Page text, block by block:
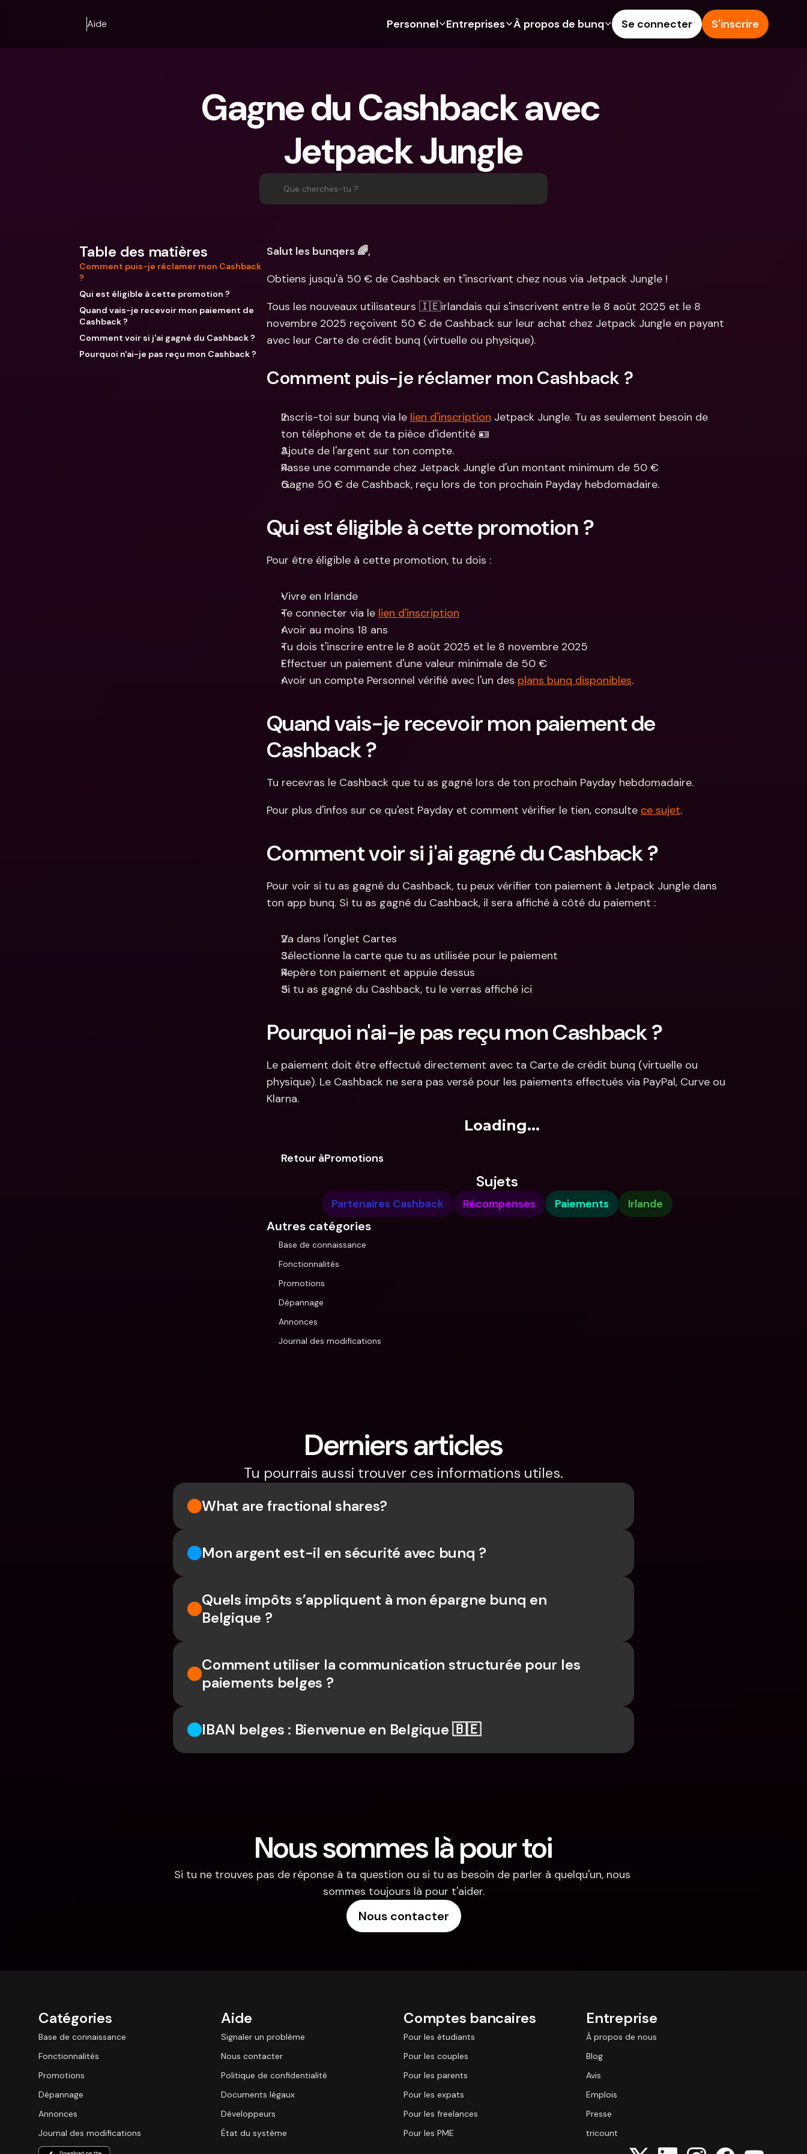
Aide Personnel
Pour les expats
Pour les couples
Pour les parents
Abonnements
bancaires
bunq Free
bunq Elite
Cartes de crédit
Crypto
Comptes communs
Paiements
Comptes bancaires
étrangères
Entreprises
Pour les freelances
Pour les PME
Abonnements
bancaires
bunq Free
Comparer les abonnements
Cartes de crédit
Devises étrangères & IBANs
Retraits et dépôts aux
distributeurs
Intégrations
internationaux & devises
étrangères
À propos de bunq
Durabilité
Presse
Blog
Signaler un problème
Se connecter S'inscrire
Gagne du Cashback avec
Jetpack Jungle
Que cherches-tu ?
Table des matières
Comment puis-je réclamer mon Cashback
?
Qui est éligible à cette promotion ?
Quand vais-je recevoir mon paiement de
Cashback ?
Comment voir si j'ai gagné du Cashback ?
Pourquoi n'ai-je pas reçu mon Cashback ?
Salut les bunqers 🌈,
Obtiens jusqu'à 50 € de Cashback en t'inscrivant chez nous via Jetpack Jungle !
Tous les nouveaux utilisateurs 🇮🇪irlandais qui s'inscrivent entre le 8 août 2025 et le 8
novembre 2025 reçoivent 50 € de Cashback sur leur achat chez Jetpack Jungle en payant
avec leur Carte de crédit bunq (virtuelle ou physique).
Comment puis-je réclamer mon Cashback ?
Inscris-toi sur bunq via le lien d'inscription Jetpack Jungle. Tu as seulement besoin de
ton téléphone et de ta pièce d'identité 🪪
Ajoute de l'argent sur ton compte.
Passe une commande chez Jetpack Jungle d'un montant minimum de 50 €
Gagne 50 € de Cashback, reçu lors de ton prochain Payday hebdomadaire.
Qui est éligible à cette promotion ?
Pour être éligible à cette promotion, tu dois :
Vivre en Irlande
Te connecter via le lien d'inscription
Avoir au moins 18 ans
Tu dois t'inscrire entre le 8 août 2025 et le 8 novembre 2025
Effectuer un paiement d'une valeur minimale de 50 €
Avoir un compte Personnel vérifié avec l'un des plans bunq disponibles.
Quand vais-je recevoir mon paiement de
Cashback ?
Tu recevras le Cashback que tu as gagné lors de ton prochain Payday hebdomadaire.
Pour plus d'infos sur ce qu'est Payday et comment vérifier le tien, consulte ce sujet.
Comment voir si j'ai gagné du Cashback ?
Pour voir si tu as gagné du Cashback, tu peux vérifier ton paiement à Jetpack Jungle dans
ton app bunq. Si tu as gagné du Cashback, il sera affiché à côté du paiement :
Va dans l'onglet Cartes
Sélectionne la carte que tu as utilisée pour le paiement
Repère ton paiement et appuie dessus
Si tu as gagné du Cashback, tu le verras affiché ici
Pourquoi n'ai-je pas reçu mon Cashback ?
Le paiement doit être effectué directement avec ta Carte de crédit bunq (virtuelle ou
physique). Le Cashback ne sera pas versé pour les paiements effectués via PayPal, Curve ou
Klarna.
Loading...
Retour àPromotions
Sujets
Partenaires Cashback Récompenses Paiements Irlande
Autres catégories
Base de connaissance
Fonctionnalités
Promotions
Dépannage
Annonces
Journal des modifications
Derniers articles
Tu pourrais aussi trouver ces informations utiles.
What are fractional shares?
Mon argent est-il en sécurité avec bunq ?
Quels impôts s’appliquent à mon épargne bunq en
Belgique ?
Comment utiliser la communication structurée pour les
paiements belges ?
IBAN belges : Bienvenue en Belgique 🇧🇪
Nous sommes là pour toi
Si tu ne trouves pas de réponse à ta question ou si tu as besoin de parler à quelqu'un, nous
sommes toujours là pour t'aider.
Nous contacter
Catégories
Base de connaissance
Fonctionnalités
Promotions
Dépannage
Annonces
Journal des modifications
Aide
Signaler un problème
Nous contacter
Politique de confidentialité
Documents légaux
Développeurs
État du système
Comptes bancaires
Pour les étudiants
Pour les couples
Pour les parents
Pour les expats
Pour les freelances
Pour les PME
Entreprise
À propos de nous
Blog
Avis
Emplois
Presse
tricount